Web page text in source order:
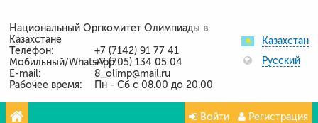
Национальный Оргкомитет Олимпиады в
Казахстане
Телефон:
+7 (7142) 91 77 41
Мобильный/WhatsApp:+7 (705) 134 05 04
E-mail:
8_olimp@mail.ru
Рабочее время:
Пн - Сб с 08.00 до 20.00
Казахстан
Русский
Войти Регистрация